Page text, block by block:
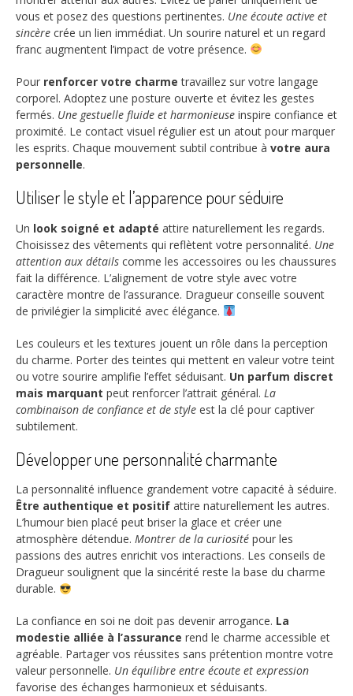
vous et posez des questions pertinentes. Une écoute active et
sincère crée un lien immédiat. Un sourire naturel et un regard
franc augmentent l’impact de votre présence.
Pour renforcer votre charme travaillez sur votre langage
corporel. Adoptez une posture ouverte et évitez les gestes
fermés. Une gestuelle fluide et harmonieuse inspire confiance et
proximité. Le contact visuel régulier est un atout pour marquer
les esprits. Chaque mouvement subtil contribue à votre aura
personnelle.
Utiliser le style et l’apparence pour séduire
Un look soigné et adapté attire naturellement les regards.
Choisissez des vêtements qui reflètent votre personnalité. Une
attention aux détails comme les accessoires ou les chaussures
fait la différence. L’alignement de votre style avec votre
caractère montre de l’assurance. Dragueur conseille souvent
de privilégier la simplicité avec élégance.
Les couleurs et les textures jouent un rôle dans la perception
du charme. Porter des teintes qui mettent en valeur votre teint
ou votre sourire amplifie l’effet séduisant. Un parfum discret
mais marquant peut renforcer l’attrait général. La
combinaison de confiance et de style est la clé pour captiver
subtilement.
Développer une personnalité charmante
La personnalité influence grandement votre capacité à séduire.
Être authentique et positif attire naturellement les autres.
L’humour bien placé peut briser la glace et créer une
atmosphère détendue. Montrer de la curiosité pour les
passions des autres enrichit vos interactions. Les conseils de
Dragueur soulignent que la sincérité reste la base du charme
durable.
La confiance en soi ne doit pas devenir arrogance. La
modestie alliée à l’assurance rend le charme accessible et
agréable. Partager vos réussites sans prétention montre votre
valeur personnelle. Un équilibre entre écoute et expression
favorise des échanges harmonieux et séduisants.